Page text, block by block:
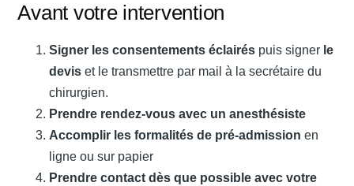
Contact
Urgences
Avant votre intervention
Signer les consentements éclairés puis signer le
devis et le transmettre par mail à la secrétaire du
chirurgien.
Prendre rendez-vous avec un anesthésiste
Accomplir les formalités de pré-admission en
ligne ou sur papier
Prendre contact dès que possible avec votre